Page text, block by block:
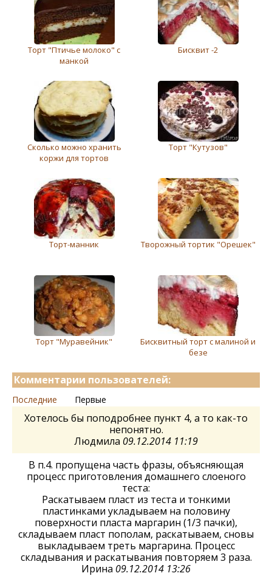
Торт "Птичье молоко" с
манкой
Бисквит -2
Сколько можно хранить
коржи для тортов
Торт "Кутузов"
Торт-манник Творожный тортик "Орешек"
Торт "Муравейник"
Бисквитный торт с малиной и
безе
Комментарии пользователей:
Последние Первые
Хотелось бы поподробнее пункт 4, а то как-то
непонятно.
Людмила 09.12.2014 11:19
В п.4. пропущена часть фразы, объясняющая
процесс приготовления домашнего слоеного
теста:
Раскатываем пласт из теста и тонкими
пластинками укладываем на половину
поверхности пласта маргарин (1/3 пачки),
складываем пласт пополам, раскатываем, сновы
выкладываем треть маргарина. Процесс
складывания и раскатывания повторяем 3 раза.
Ирина 09.12.2014 13:26